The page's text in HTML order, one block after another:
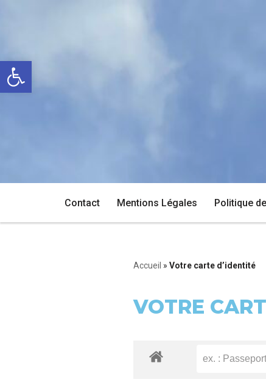
Ouvrir la barre d’outils
contenu
Contact Mentions Légales Politique
Accueil » Votre carte d’identité
VOTRE